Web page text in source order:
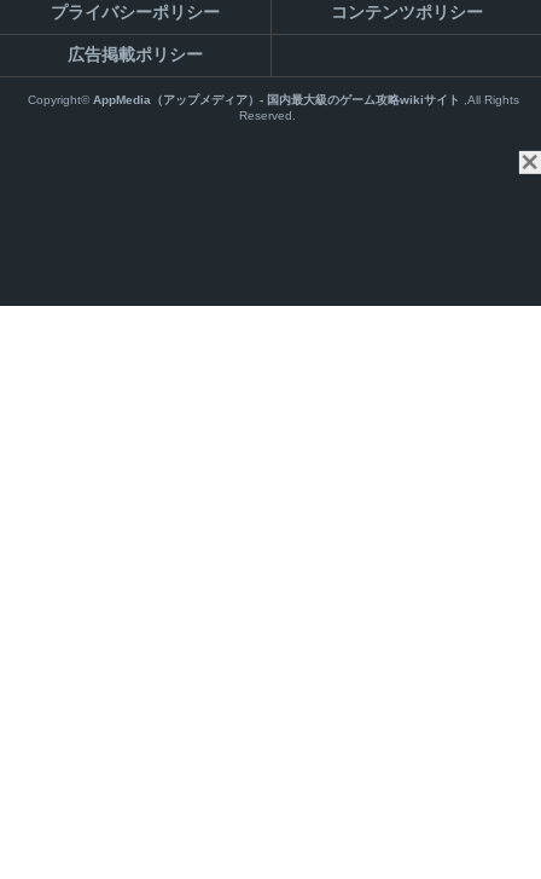
プライバシーポリシー コンテンツポリシー
広告掲載ポリシー
Copyright©AppMedia（アップメディア）- 国内最大級のゲーム攻略wikiサイト
,All Rights
Reserved.